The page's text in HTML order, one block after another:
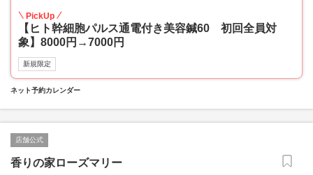
PickUp
【ヒト幹細胞パルス通電付き美容鍼60 初回全員対
象】8000円→7000円
新規限定
ネット予約カレンダー
店舗公式
香りの家ローズマリー